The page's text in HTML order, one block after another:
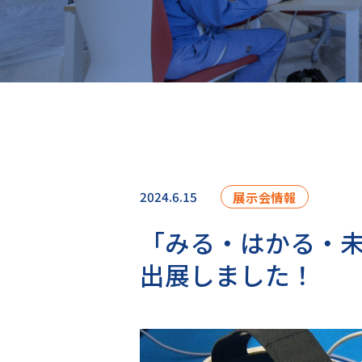
2024.6.15 展示会情報
「みる・はかる・
出展しました！